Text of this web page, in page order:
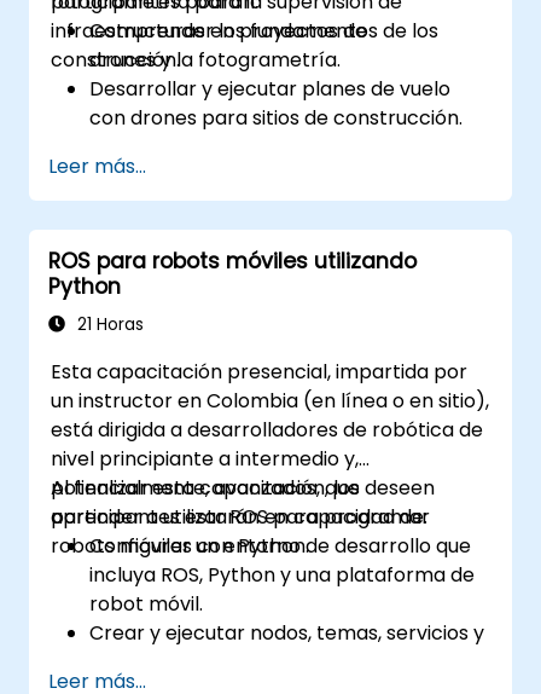
infraestructuras en proyectos de
construcción.
Comprender los fundamentos de los
drones y la fotogrametría.
Desarrollar y ejecutar planes de vuelo
con drones para sitios de construcción.
fotogrametría y crear mapas detallados
y modelos 3D.
Utilizar datos de fotogrametría para la
supervisión de infraestructuras y la
detección de incidencias.
Aplicar la tecnología de drones para
sitios de construcción.
Leer más...
ROS para robots móviles utilizando
Python
21 Horas
Esta capacitación presencial, impartida por
un instructor en Colombia (en línea o en sitio),
está dirigida a desarrolladores de robótica de
nivel principiante a intermedio y,
potencialmente, avanzados, que deseen
aprender a utilizar ROS para programar
robots móviles con Python.
Al finalizar esta capacitación, los
participantes estarán en capacidad de:
Configurar un entorno de desarrollo que
incluya ROS, Python y una plataforma de
robot móvil.
Crear y ejecutar nodos, temas, servicios y
Leer más...